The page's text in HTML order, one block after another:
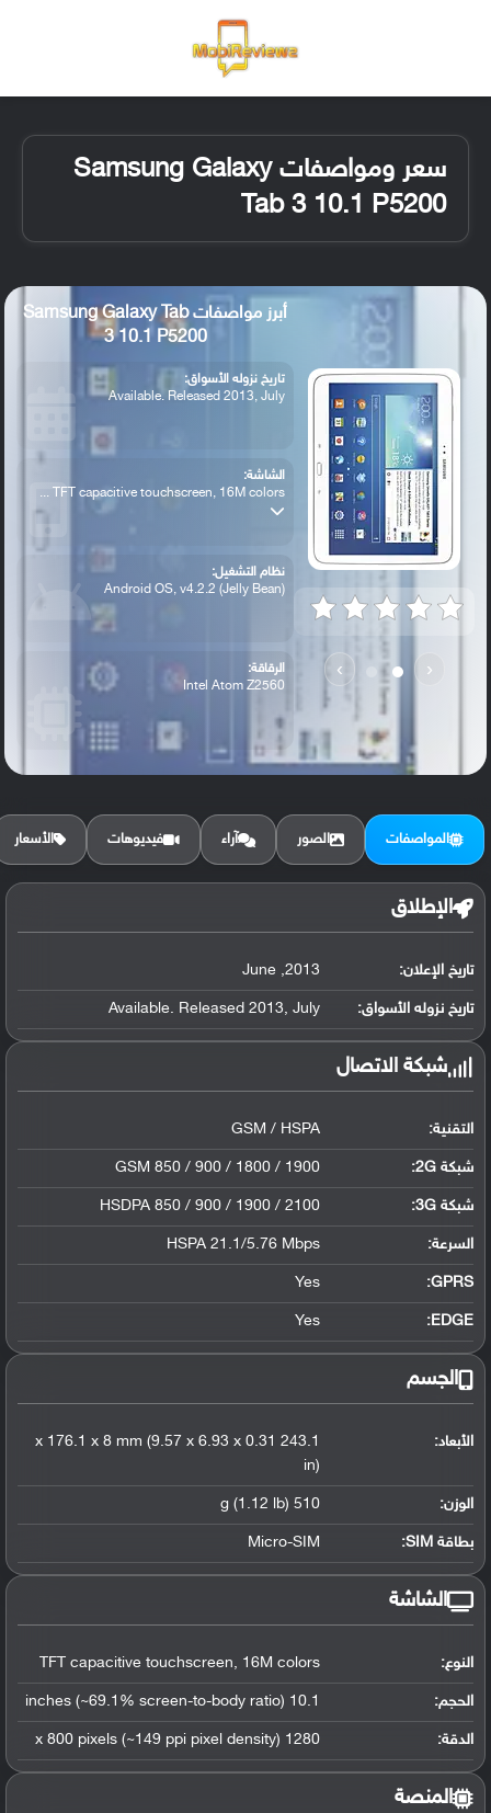
سعر ومواصفات Samsung Galaxy
Tab 3 10.1 P5200
‹
›
أبرز مواصفات Samsung Galaxy Tab
3 10.1 P5200
تاريخ نزوله الأسواق:
Available. Released 2013, July
الشاشة:
TFT capacitive touchscreen, 16M colors ...
نظام التشغيل:
Android OS, v4.2.2 (Jelly Bean)
الرقاقة:
Intel Atom Z2560
الرام / التخزين:
المواصفات الصور آراء فيديوهات الأسعار
الإطلاق
تاريخ الإعلان: 2013, June
تاريخ نزوله الأسواق: Available. Released 2013, July
شبكة الاتصال
التقنية: GSM / HSPA
شبكة 2G: GSM 850 / 900 / 1800 / 1900
شبكة 3G :
HSDPA 850 / 900 / 1900 / 2100
السرعة: HSPA 21.1/5.76 Mbps
GPRS:
Yes
EDGE:
Yes
الجسم
الأبعاد:
243.1 x 176.1 x 8 mm (9.57 x 6.93 x 0.31
in)
الوزن: 510 g (1.12 lb)
بطاقة SIM: Micro-SIM
الشاشة
النوع: TFT capacitive touchscreen, 16M colors
الحجم: 10.1 inches (~69.1% screen-to-body ratio)
الدقة: 1280 x 800 pixels (~149 ppi pixel density)
المنصة